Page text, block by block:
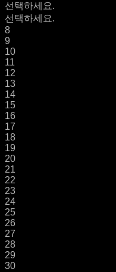
선택하세요.
선택하세요.
8
9
10
11
12
13
14
15
16
17
18
19
20
21
22
23
24
25
26
27
28
29
30